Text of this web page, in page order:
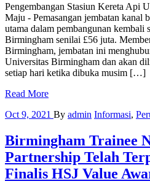
Pengembangan Stasiun Kereta Api
Maju - Pemasangan jembatan kanal
utama dalam pembangunan kembali
Birmingham senilai £56 juta.
Birmingham, jembatan ini
Universitas Birmingham dan akan
setiap hari ketika dibuka musim […]
Read More
Oct 9, 2021 By admin Informasi,
Birmingham Trainee
Partnership Telah
Finalis HSJ Value